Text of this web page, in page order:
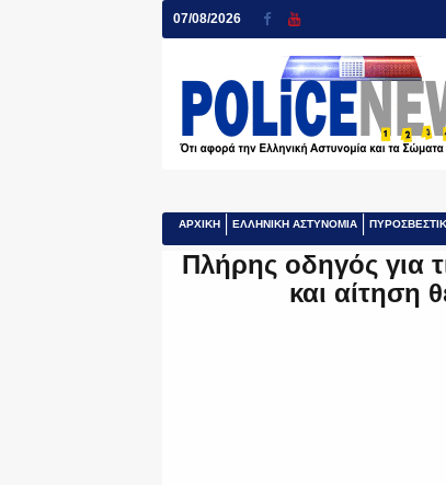
07/08/2026
ΑΡΧΙΚΗ ΕΛΛΗΝΙΚΗ ΑΣΤΥΝΟΜΙΑ
Πλήρης οδηγός για
και αίτηση